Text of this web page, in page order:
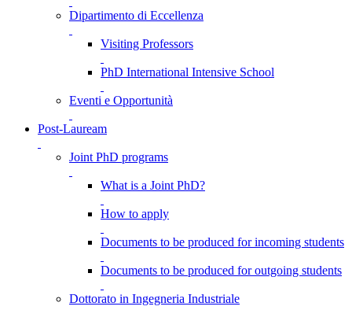
Dipartimento di Eccellenza
Visiting Professors
PhD International Intensive School
Eventi e Opportunità
Post-Lauream
Joint PhD programs
What is a Joint PhD?
How to apply
Documents to be produced for incoming students
Documents to be produced for outgoing students
Dottorato in Ingegneria Industriale